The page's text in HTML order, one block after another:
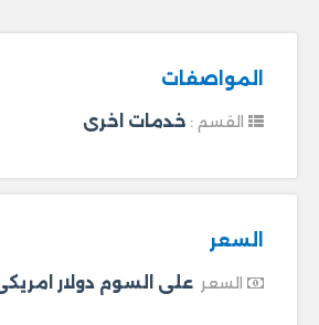
المواصفات
خدمات اخرى
السعر
السعر على السوم دولار امريكى